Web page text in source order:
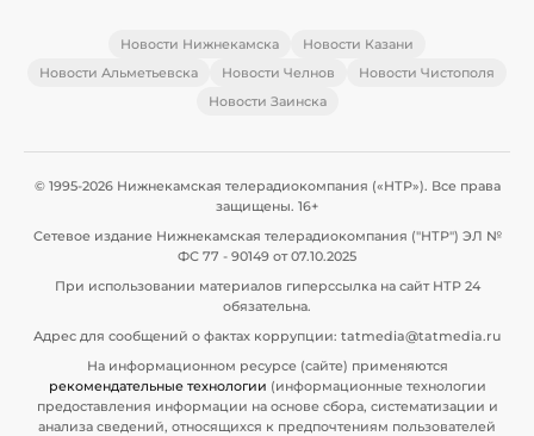
Новости Нижнекамска
Новости Казани
Новости Альметьевска
Новости Челнов
Новости Чистополя
Новости Заинска
© 1995-2026 Нижнекамская телерадиокомпания («НТР»). Все права
защищены. 16+
Сетевое издание Нижнекамская телерадиокомпания ("НТР") ЭЛ №
ФС 77 - 90149 от 07.10.2025
При использовании материалов гиперссылка на сайт НТР 24
обязательна.
Адрес для сообщений о фактах коррупции: tatmedia@tatmedia.ru
На информационном ресурсе (сайте) применяются
рекомендательные технологии (информационные технологии
предоставления информации на основе сбора, систематизации и
анализа сведений, относящихся к предпочтениям пользователей